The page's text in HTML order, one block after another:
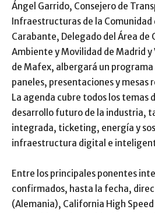
Ángel Garrido, Consejero de
Infraestructuras de la Comunidad
Carabante, Delegado del Área de
Ambiente y Movilidad de Madrid
de Mafex, albergará un
paneles, presentaciones y mesas
La agenda cubre todos los temas
desarrollo futuro de la industria,
integrada, ticketing, energía y
infraestructura digital e
Entre los principales ponentes
confirmados, hasta la fecha,
(Alemania), California High